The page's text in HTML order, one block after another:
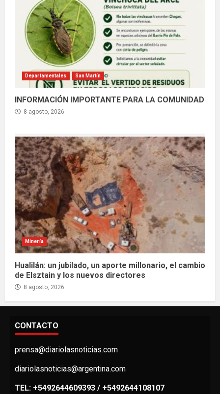
Departamentales San Martín
INFORMACIÓN IMPORTANTE PARA LA COMUNIDAD
8 agosto, 2026
Minería
Hualilán: un jubilado, un aporte millonario, el cambio
de Elsztain y los nuevos directores
8 agosto, 2026
CONTACTO
prensa@diariolasnoticias.com
diariolasnoticias@argentina.com
TEL: +5492644609393 / +5492644108107